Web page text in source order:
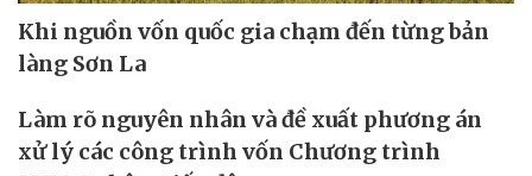
Khi nguồn vốn quốc gia chạm đến từng bản
làng Sơn La
Làm rõ nguyên nhân và đề xuất phương án
xử lý các công trình vốn Chương trình